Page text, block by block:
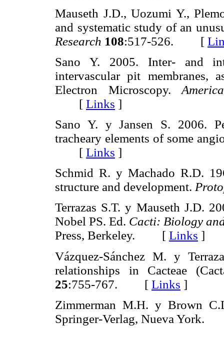
Mauseth J.D., Uozumi Y.,
and systematic study of an
Research 108:517-526. [
Sano Y. 2005. Inter- and
intervascular pit membranes,
Electron Microscopy.
[ Links ]
Sano Y. y Jansen S. 2006.
tracheary elements of some
[ Links ]
Schmid R. y Machado R.D.
structure and development.
Terrazas S.T. y Mauseth J.D.
Nobel PS. Ed. Cacti: Biology
Press, Berkeley. [ Links ]
Vázquez-Sánchez M. y
relationships in Cacteae
25:755-767. [ Links ]
Zimmerman M.H. y Brown
Springer-Verlag, Nueva